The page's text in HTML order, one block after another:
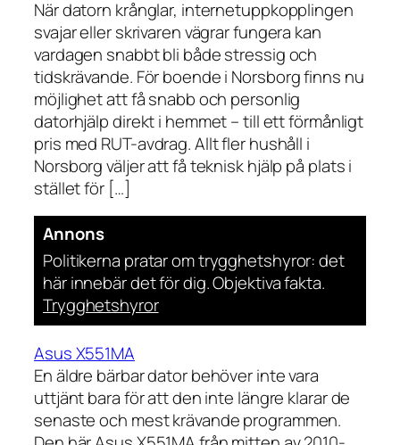
När datorn krånglar, internetuppkopplingen
svajar eller skrivaren vägrar fungera kan
vardagen snabbt bli både stressig och
tidskrävande. För boende i Norsborg finns nu
möjlighet att få snabb och personlig
datorhjälp direkt i hemmet – till ett förmånligt
pris med RUT-avdrag. Allt fler hushåll i
Norsborg väljer att få teknisk hjälp på plats i
stället för […]
Annons
Politikerna pratar om trygghetshyror: det
här innebär det för dig. Objektiva fakta.
Trygghetshyror
Asus X551MA
En äldre bärbar dator behöver inte vara
uttjänt bara för att den inte längre klarar de
senaste och mest krävande programmen.